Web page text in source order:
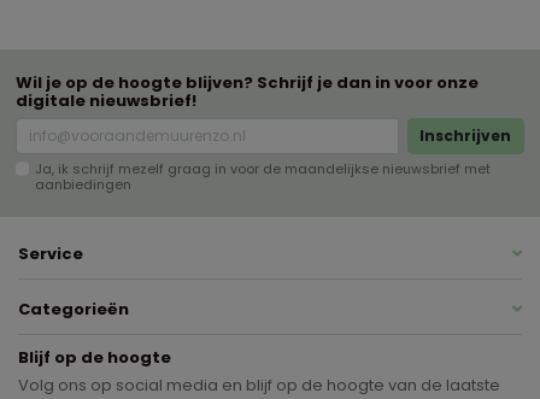
Wil je op de hoogte blijven? Schrijf je dan in voor onze
digitale nieuwsbrief!
Inschrijven
Ja, ik schrijf mezelf graag in voor de maandelijkse nieuwsbrief met
aanbiedingen
Service
Categorieën
Blijf op de hoogte
Volg ons op social media en blijf op de hoogte van de laatste